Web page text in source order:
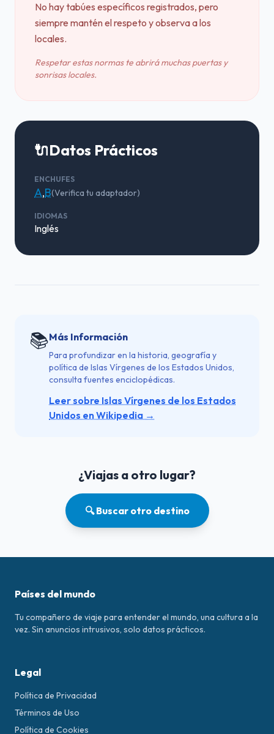
No hay tabúes específicos registrados, pero
siempre mantén el respeto y observa a los
locales.
Respetar estas normas te abrirá muchas puertas y
sonrisas locales.
🔌Datos Prácticos
ENCHUFES
A,B(Verifica tu adaptador)
IDIOMAS
Inglés
📚Más Información
Para profundizar en la historia, geografía y
política de Islas Vírgenes de los Estados Unidos,
consulta fuentes enciclopédicas.
Leer sobre Islas Vírgenes de los Estados
Unidos en Wikipedia →
¿Viajas a otro lugar?
🔍 Buscar otro destino
Países del mundo
Tu compañero de viaje para entender el mundo, una cultura a la
vez. Sin anuncios intrusivos, solo datos prácticos.
Legal
Política de Privacidad
Términos de Uso
Política de Cookies